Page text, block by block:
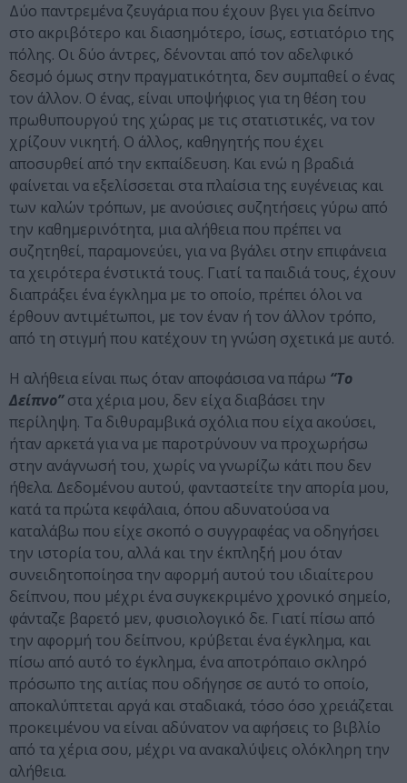
Δύο παντρεμένα ζευγάρια που έχουν βγει για δείπνο
στο ακριβότερο και διασημότερο, ίσως, εστιατόριο της
πόλης. Οι δύο άντρες, δένονται από τον αδελφικό
δεσμό όμως στην πραγματικότητα, δεν συμπαθεί ο ένας
τον άλλον. Ο ένας, είναι υποψήφιος για τη θέση του
πρωθυπουργού της χώρας με τις στατιστικές, να τον
χρίζουν νικητή. Ο άλλος, καθηγητής που έχει
αποσυρθεί από την εκπαίδευση. Και ενώ η βραδιά
φαίνεται να εξελίσσεται στα πλαίσια της ευγένειας και
των καλών τρόπων, με ανούσιες συζητήσεις γύρω από
την καθημερινότητα, μια αλήθεια που πρέπει να
συζητηθεί, παραμονεύει, για να βγάλει στην επιφάνεια
τα χειρότερα ένστικτά τους. Γιατί τα παιδιά τους, έχουν
διαπράξει ένα έγκλημα με το οποίο, πρέπει όλοι να
έρθουν αντιμέτωποι, με τον έναν ή τον άλλον τρόπο,
από τη στιγμή που κατέχουν τη γνώση σχετικά με αυτό.
Η αλήθεια είναι πως όταν αποφάσισα να πάρω “Το
Δείπνο”στα χέρια μου, δεν είχα διαβάσει την
περίληψη. Τα διθυραμβικά σχόλια που είχα ακούσει,
ήταν αρκετά για να με παροτρύνουν να προχωρήσω
στην ανάγνωσή του, χωρίς να γνωρίζω κάτι που δεν
ήθελα. Δεδομένου αυτού, φανταστείτε την απορία μου,
κατά τα πρώτα κεφάλαια, όπου αδυνατούσα να
καταλάβω που είχε σκοπό ο συγγραφέας να οδηγήσει
την ιστορία του, αλλά και την έκπληξή μου όταν
συνειδητοποίησα την αφορμή αυτού του ιδιαίτερου
δείπνου, που μέχρι ένα συγκεκριμένο χρονικό σημείο,
φάνταζε βαρετό μεν, φυσιολογικό δε. Γιατί πίσω από
την αφορμή του δείπνου, κρύβεται ένα έγκλημα, και
πίσω από αυτό το έγκλημα, ένα αποτρόπαιο σκληρό
πρόσωπο της αιτίας που οδήγησε σε αυτό το οποίο,
αποκαλύπτεται αργά και σταδιακά, τόσο όσο χρειάζεται
προκειμένου να είναι αδύνατον να αφήσεις το βιβλίο
από τα χέρια σου, μέχρι να ανακαλύψεις ολόκληρη την
αλήθεια.